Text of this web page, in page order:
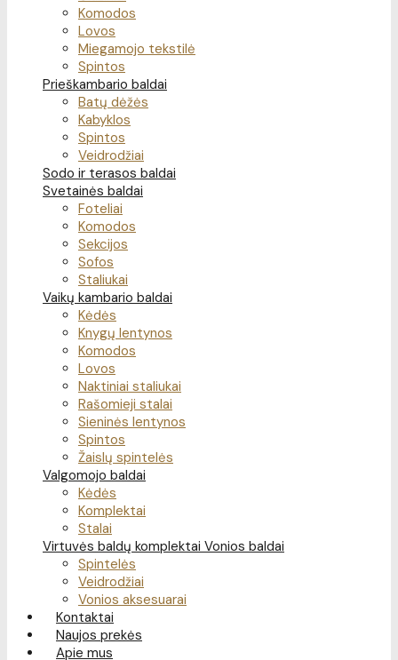
Komodos
Lovos
Miegamojo tekstilė
Spintos
Prieškambario baldai
Batų dėžės
Kabyklos
Spintos
Veidrodžiai
Sodo ir terasos baldai
Svetainės baldai
Foteliai
Komodos
Sekcijos
Sofos
Staliukai
Vaikų kambario baldai
Kėdės
Knygų lentynos
Komodos
Lovos
Naktiniai staliukai
Rašomieji stalai
Sieninės lentynos
Spintos
Žaislų spintelės
Valgomojo baldai
Kėdės
Komplektai
Stalai
Virtuvės baldų komplektai Vonios baldai
Spintelės
Veidrodžiai
Vonios aksesuarai
Kontaktai
Naujos prekės
Apie mus